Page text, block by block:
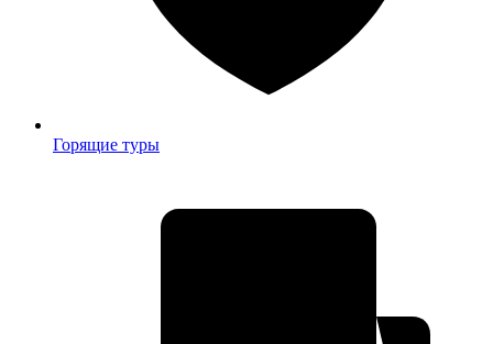
Горящие туры